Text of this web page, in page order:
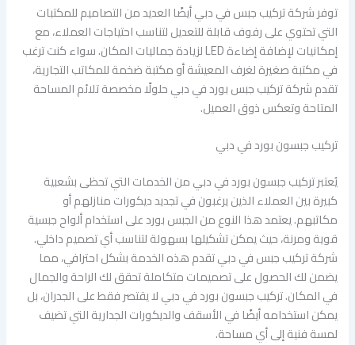
توفر شركة تركيب جبس في دبي أيضًا العديد من التصاميم للمكتبات
التي تحتوي على رفوف قابلة للتعديل لتناسب احتياجات العملاء، مع
إمكانيات لإضافة إضاءة LED لزيادة جماليات المكان. سواء كنت ترغب
في مكتبة صغيرة لغرف المعيشة أو مكتبة ضخمة للمكاتب التجارية،
تقدم شركة تركيب جبس بورد في دبي حلولًا مخصصة تلائم المساحة
المتاحة وتعكس ذوق العميل.
تركيب جبسون بورد في دبي
يُعتبر تركيب جبسون بورد في دبي من الخدمات التي تحظى بشعبية
كبيرة بين العملاء الذين يرغبون في تجديد ديكورات منازلهم أو
مكاتبهم. يعتمد هذا النوع من الجبس بورد على استخدام ألواح جبسية
قوية ومرنة، حيث يمكن تشكيلها بسهولة لتناسب أي تصميم داخلي.
شركة تركيب جبس في دبي تقدم هذه الخدمة بشكل احترافي، مما
يضمن لك الحصول على تصميمات متكاملة تحقق لك الراحة والجمال
في المكان. تركيب جبسون بورد في دبي لا يقتصر فقط على الجدران، بل
يمكن استخدامه أيضًا في الأسقف والديكورات الجدارية التي تضيف
لمسة فنية إلى أي مساحة.